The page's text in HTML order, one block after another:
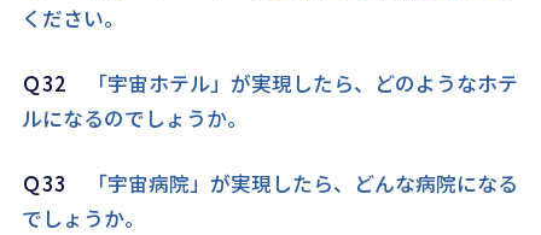
ください。
Ｑ32
「宇宙ホテル」が実現したら、どのようなホテ
ルになるのでしょうか。
Ｑ33
「宇宙病院」が実現したら、どんな病院になる
でしょうか。